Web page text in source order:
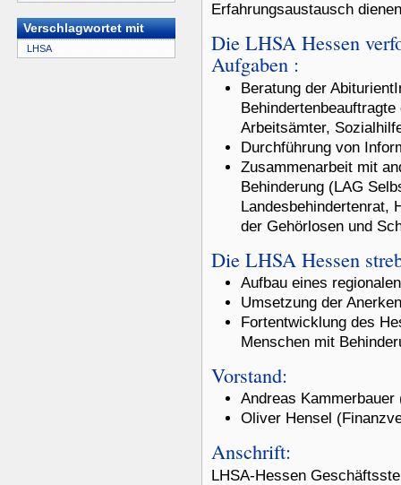
Erfahrungsaustausch
Die LHSA Hessen
Aufgaben :
Beratung der
Arbeitsämter,
Durchführung von
Zusammenarbeit mit
Behinderung (LAG
Landesbehindertenrat,
der Gehörlosen und
Die LHSA Hessen
Aufbau eines
Umsetzung der
Fortentwicklung des
Menschen mit
Vorstand:
Andreas
Oliver Hensel
Anschrift:
LHSA-Hessen
Verschlagwortet mit
LHSA